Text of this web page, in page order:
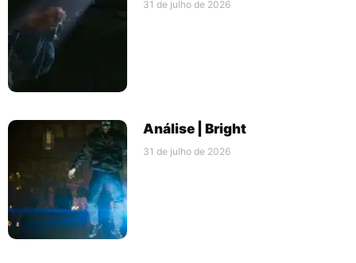
31 de julho de 2026
Análise | Bright
31 de julho de 2026